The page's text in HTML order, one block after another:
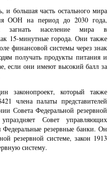
и большая часть остального мира
ООН на период до 2030 года,
загнать население мира в
15-минутные города. Они также
финансовой системы через знак
получать продукты питания и
если они имеют высокий балл за
законопроект, который также
члена палаты представителей
Совета Федеральной резервной
Совет управляющих
резервные банки. Он
резервной системе, закон 1913
систему.